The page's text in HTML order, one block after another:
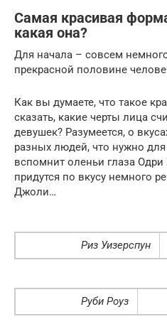
Самая красивая
какая она?
Для начала – совсем
прекрасной половине
Как вы думаете, что такое
сказать, какие черты лица
девушек? Разумеется, о
разных людей, что нужно для
вспомнит оленьи глаза
придутся по вкусу немного
Джоли…
Риз Уизерспун
Руби Роуз